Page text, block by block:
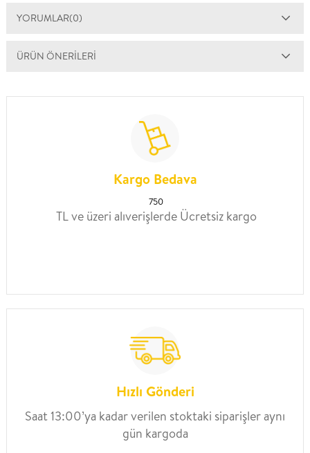
YORUMLAR(0)
ÜRÜN ÖNERILERI
Kargo Bedava
750
TL ve üzeri alıverişlerde Ücretsiz kargo
Hızlı Gönderi
Saat 13:00’ya kadar verilen stoktaki siparişler aynı
gün kargoda